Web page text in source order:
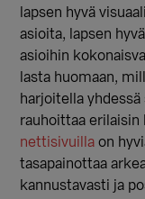
lapsen hyvä
asioita, lapsen
asioihin
lasta huomaan,
harjoitella
rauhoittaa erilaisin
nettisivuilla on
tasapainottaa
kannustavasti ja